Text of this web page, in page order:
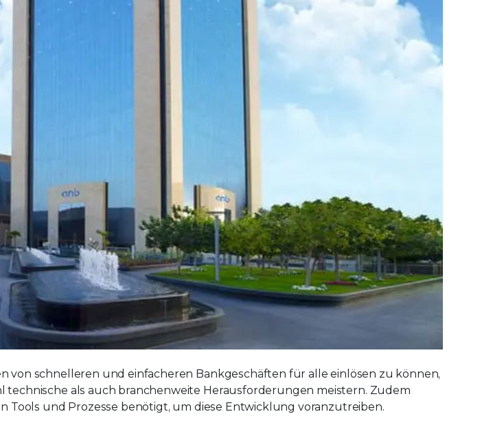
von schnelleren und einfacheren Bankgeschäften für alle einlösen zu können,
technische als auch branchenweite Herausforderungen meistern. Zudem
Tools und Prozesse benötigt, um diese Entwicklung voranzutreiben.